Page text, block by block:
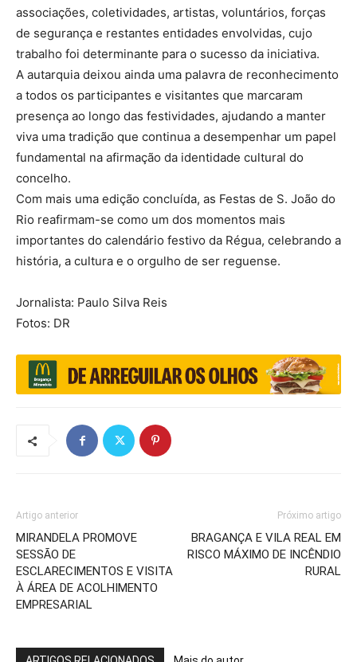
associações, coletividades, artistas, voluntários, forças
de segurança e restantes entidades envolvidas, cujo
trabalho foi determinante para o sucesso da iniciativa.
A autarquia deixou ainda uma palavra de reconhecimento
a todos os participantes e visitantes que marcaram
presença ao longo das festividades, ajudando a manter
viva uma tradição que continua a desempenhar um papel
fundamental na afirmação da identidade cultural do
concelho.
Com mais uma edição concluída, as Festas de S. João do
Rio reafirmam-se como um dos momentos mais
importantes do calendário festivo da Régua, celebrando a
história, a cultura e o orgulho de ser reguense.
Jornalista: Paulo Silva Reis
Fotos: DR
Artigo anterior
MIRANDELA PROMOVE
SESSÃO DE
ESCLARECIMENTOS E VISITA
À ÁREA DE ACOLHIMENTO
EMPRESARIAL
Próximo artigo
BRAGANÇA E VILA REAL EM
RISCO MÁXIMO DE INCÊNDIO
RURAL